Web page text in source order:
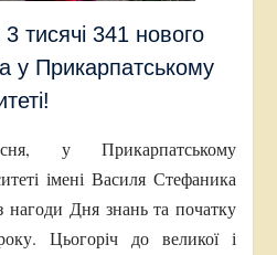
3 тисячі 341 нового
у Прикарпатському
у Прикарпатському
імені Василя Стефаника
нагоди Дня знань та початку
Цьогоріч до великої і